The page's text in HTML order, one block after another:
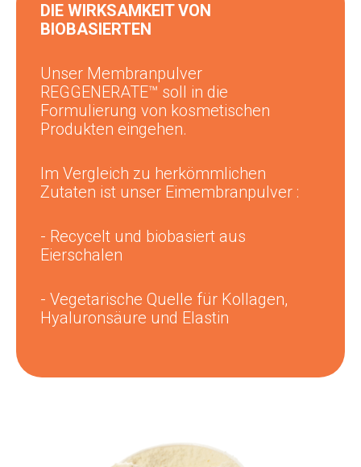
DIE WIRKSAMKEIT VON
BIOBASIERTEN
Unser Membranpulver
REGGENERATE™ soll in die
Formulierung von kosmetischen
Produkten eingehen.
Im Vergleich zu herkömmlichen
Zutaten ist unser Eimembranpulver :
- Recycelt und biobasiert aus
Eierschalen
- Vegetarische Quelle für Kollagen,
Hyaluronsäure und Elastin